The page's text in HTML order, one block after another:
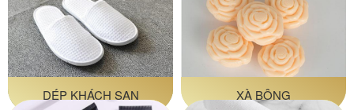
DÉP KHÁCH SẠN XÀ BÔNG